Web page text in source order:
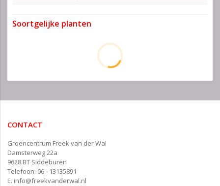
Soortgelijke planten
CONTACT
Groencentrum Freek van der Wal
Damsterweg 22a
9628 BT Siddeburen
Telefoon: 06 - 13135891
E. info@freekvanderwal.nl